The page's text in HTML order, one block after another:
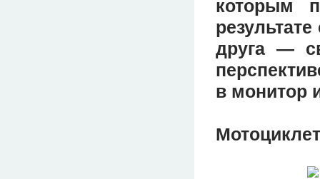
которым
друга —
в монитор